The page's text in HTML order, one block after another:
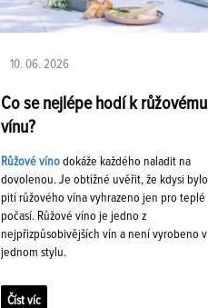
10. 06. 2026
Co se nejlépe hodí k růžovému
vínu?
Růžové víno dokáže každého naladit na
dovolenou. Je obtížné uvěřit, že kdysi bylo
pití růžového vína vyhrazeno jen pro teplé
počasí. Růžové víno je jedno z
nejpřizpůsobivějších vín a není vyrobeno v
jednom stylu.
Číst víc